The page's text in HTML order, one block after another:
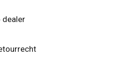
dealer